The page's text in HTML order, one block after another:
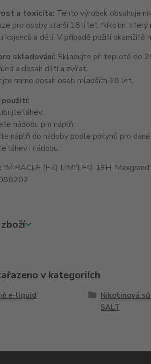
a toxicita: Tento výrobek obsahuje
pro osoby starší 18ti let. Nikotin, který
kojenců a dětí. V případě požití
skladování: Skladujte při teplotě do
a dosah dětí a zvířat.
mimo dosah osob mladších 18 let.
použití:
láhev;
nádobu pro náplň;
náplň do nádoby podle pokynů pro dané
láhev i nádobu.
IMIRACLE (HK) LIMITED, 19H,
v kategoriích
e-liquid
Nikotinová
SALT